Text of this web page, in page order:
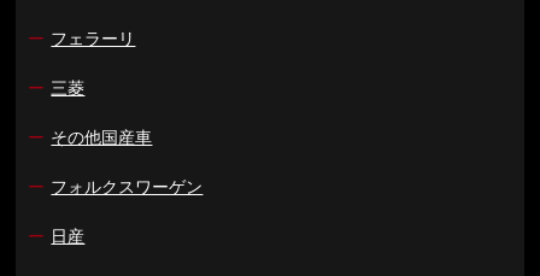
ー フェラーリ
ー 三菱
ー その他国産車
ー フォルクスワーゲン
ー 日産